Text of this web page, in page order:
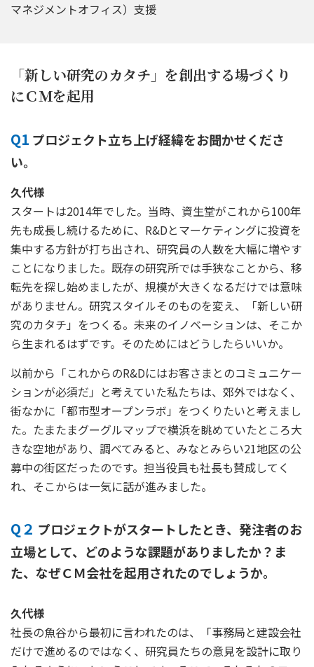
マネジメントオフィス）支援
「新しい研究のカタチ」を創出する場づくり
にＣＭを起用
Q1 プロジェクト立ち上げ経緯をお聞かせくださ
い。
久代様
スタートは2014年でした。当時、資生堂がこれから100年
先も成長し続けるために、R&Dとマーケティングに投資を
集中する方針が打ち出され、研究員の人数を大幅に増やす
ことになりました。既存の研究所では手狭なことから、移
転先を探し始めましたが、規模が大きくなるだけでは意味
がありません。研究スタイルそのものを変え、「新しい研
究のカタチ」をつくる。未来のイノベーションは、そこか
ら生まれるはずです。そのためにはどうしたらいいか。
以前から「これからのR&Dにはお客さまとのコミュニケー
ションが必須だ」と考えていた私たちは、郊外ではなく、
街なかに「都市型オープンラボ」をつくりたいと考えまし
た。たまたまグーグルマップで横浜を眺めていたところ大
きな空地があり、調べてみると、みなとみらい21地区の公
募中の街区だったのです。担当役員も社長も賛成してく
れ、そこからは一気に話が進みました。
Q２ プロジェクトがスタートしたとき、発注者のお
立場として、どのような課題がありましたか？ま
た、なぜＣＭ会社を起用されたのでしょうか。
久代様
社長の魚谷から最初に言われたのは、「事務局と建設会社
だけで進めるのではなく、研究員たちの意見を設計に取り